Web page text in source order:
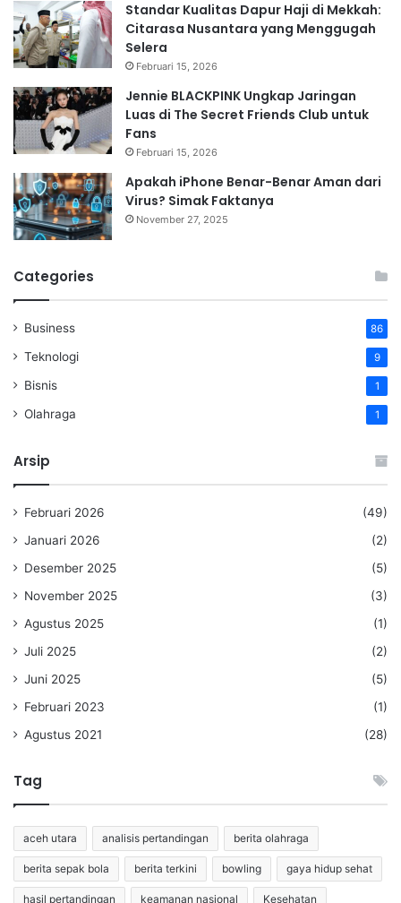
Standar Kualitas Dapur Haji di Mekkah:
Citarasa Nusantara yang Menggugah
Selera
Februari 15, 2026
Jennie BLACKPINK Ungkap Jaringan
Luas di The Secret Friends Club untuk
Fans
Februari 15, 2026
Apakah iPhone Benar-Benar Aman dari
Virus? Simak Faktanya
November 27, 2025
Categories
Business 86
Teknologi 9
Bisnis 1
Olahraga 1
Arsip
Februari 2026
(49)
Januari 2026
(2)
Desember 2025
(5)
November 2025
(3)
Agustus 2025
(1)
Juli 2025
(2)
Juni 2025
(5)
Februari 2023
(1)
Agustus 2021
(28)
Tag
aceh utara analisis pertandingan berita olahraga
berita sepak bola berita terkini bowling gaya hidup sehat
hasil pertandingan keamanan nasional Kesehatan